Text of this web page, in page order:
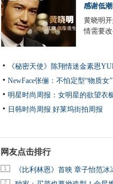
感谢低
黄晓明
情需要
《秘密天使》陈翔情迷金素恩
NewFace张俪：不怕定型“物质女”
明星时尚周报：女明星的欲望衣
日韩时尚周报 好莱坞街拍周报
网友点击排行
1 《比利林恩》首映 章子怡范
2